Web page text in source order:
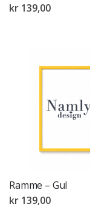
kr 139,00
Ramme – Gul
kr 139,00